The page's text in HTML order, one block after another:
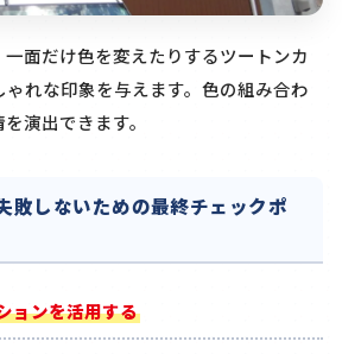
一面だけ色を変えたりするツートンカ
れな印象を与えます。色の組み合わ
演出できます。
敗しないための最終チェックポ
ョンを活用する